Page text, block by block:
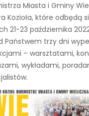
Miasta i Gminy
Kozioła, które odbędą
21-23 października
Państwem trzy dni
– warsztatami,
wykładami,